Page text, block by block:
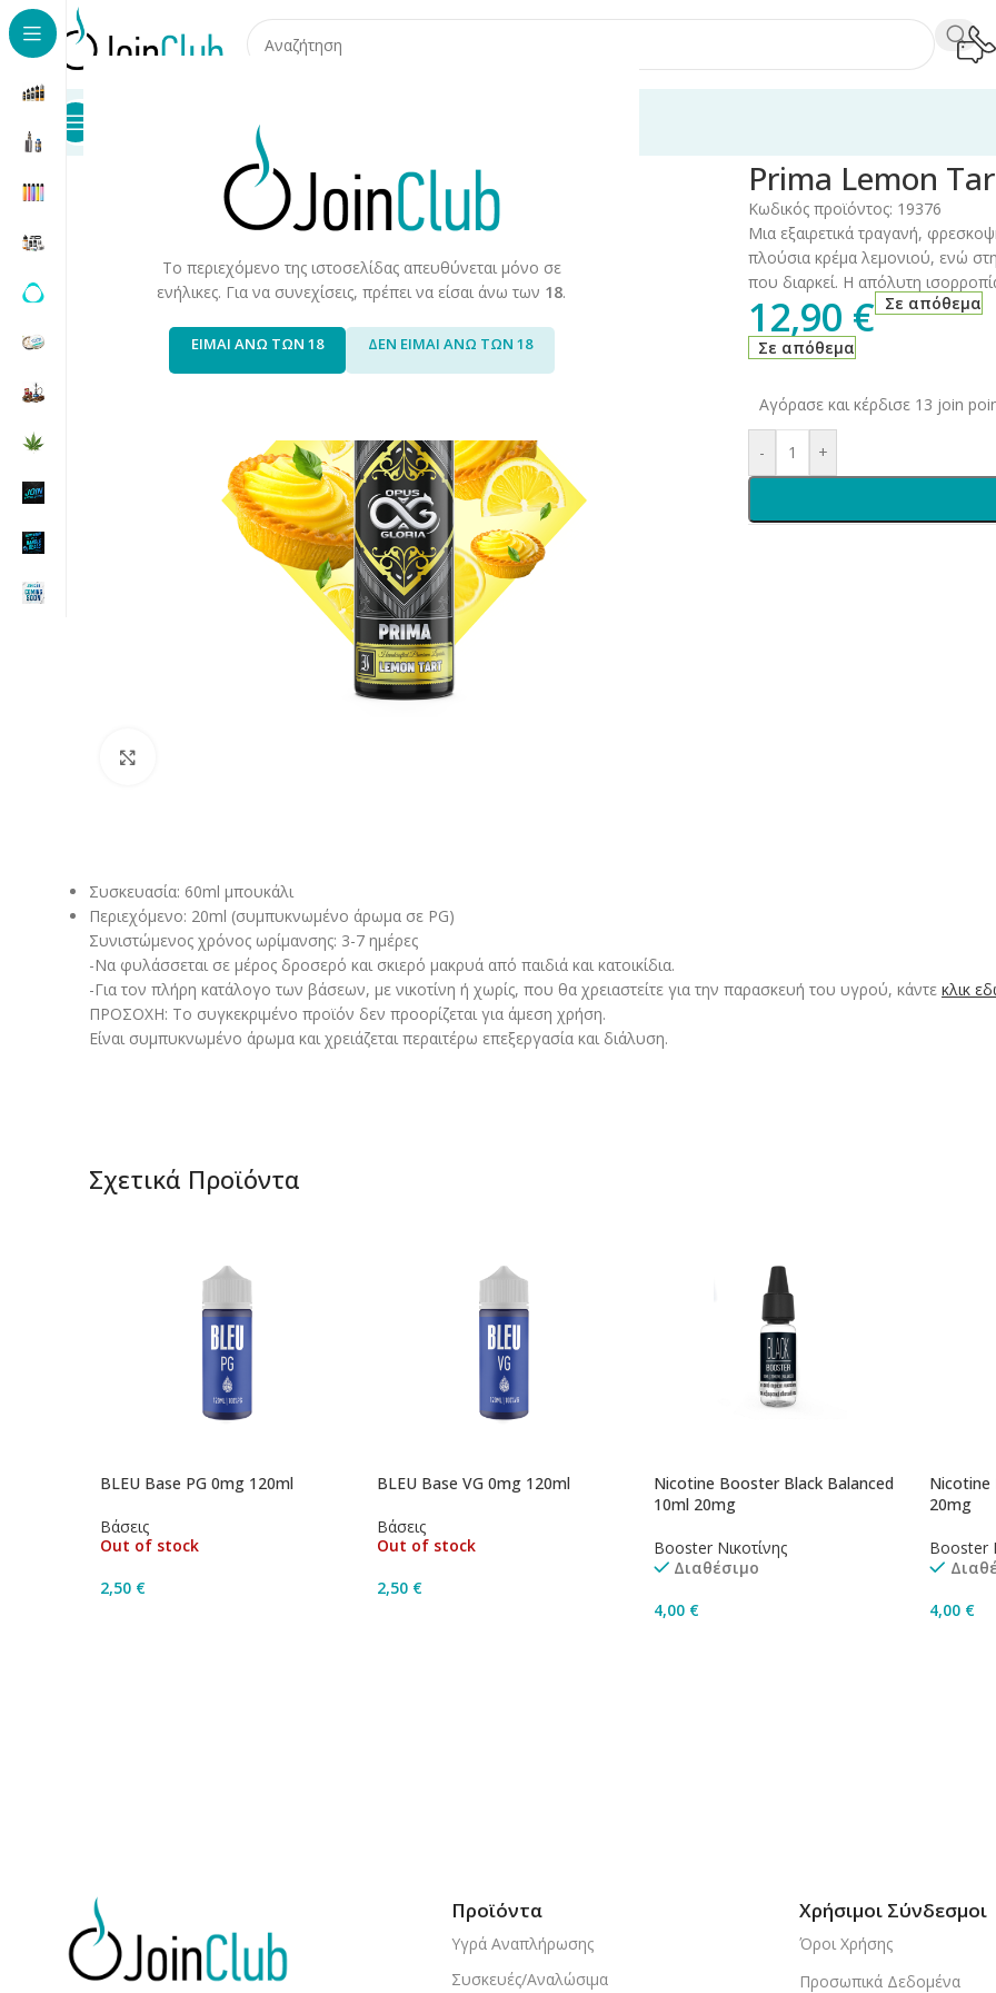
Το περιεχόμενο της ιστοσελίδας απευθύνεται μόνο σε
ενήλικες. Για να συνεχίσεις, πρέπει να είσαι άνω των 18.
ΕΙΜΑΙ ΑΝΩ ΤΩΝ 18 ΔΕΝ ΕΙΜΑΙ ΑΝΩ ΤΩΝ 18
Καταστήματα
Υγρά Αναπλήρωσης
Prima Lemon
Κωδικός προϊόντος: 19376
Μια εξαιρετικά τραγανή,
πλούσια κρέμα λεμονιού, ενώ
που διαρκεί. Η απόλυτη
12,90 € Σε απόθεμα
Σε απόθεμα
Αγόρασε και κέρδισε 13 join
- +
Συσκευασία: 60ml μπουκάλι
Περιεχόμενο: 20ml (συμπυκνωμένο άρωμα σε PG)
Συνιστώμενος χρόνος ωρίμανσης: 3-7 ημέρες
-Να φυλάσσεται σε μέρος δροσερό και σκιερό μακρυά από παιδιά και κατοικίδια.
-Για τον πλήρη κατάλογο των βάσεων, με νικοτίνη ή χωρίς, που θα χρειαστείτε για την παρασκευή του υγρού, κάντε κλικ
ΠΡΟΣΟΧΗ: Το συγκεκριμένο προϊόν δεν προορίζεται για άμεση χρήση.
Είναι συμπυκνωμένο άρωμα και χρειάζεται περαιτέρω επεξεργασία και διάλυση.
Σχετικά Προϊόντα
BLEU Base PG 0mg 120ml
Βάσεις
Out of stock
2,50 €
BLEU Base VG 0mg 120ml
Βάσεις
Out of stock
2,50 €
Nicotine Booster Black Balanced
10ml 20mg
Booster Νικοτίνης
Διαθέσιμο
4,00 €
Nicotine
20mg
Booster
4,00 €
Προϊόντα
Υγρά Αναπλήρωσης
Συσκευές/Αναλώσιμα
Χρήσιμοι Σύνδεσμοι
Όροι Χρήσης
Προσωπικά Δεδομένα